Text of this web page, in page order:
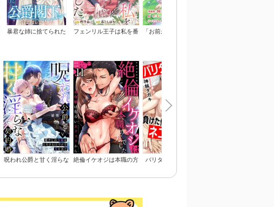
暴君な姉に捨てられた
フェンリル王子は私を番
「お前が代わりに死ね」
れる（コミック） 分冊
呪われ公爵と甘く淫らな
絶倫イケオジは本職の方
バリタチNo.1に負けた
で